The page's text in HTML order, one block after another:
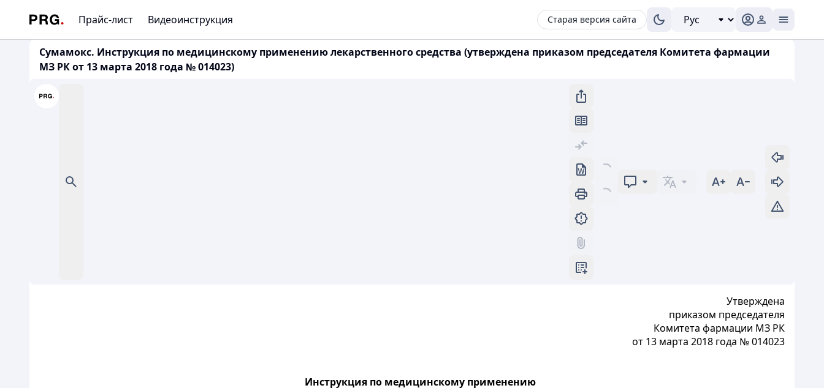
Прайс-лист Видеоинструкция Старая версия сайта
Сумамокс. Инструкция по медицинскому применению лекарственного средства (утверждена приказом председателя Комитета фармации
МЗ РК от 13 марта 2018 года № 014023)
Утверждена
приказом председателя
Комитета фармации МЗ РК
от 13 марта 2018 года № 014023
Инструкция по медицинскому применению